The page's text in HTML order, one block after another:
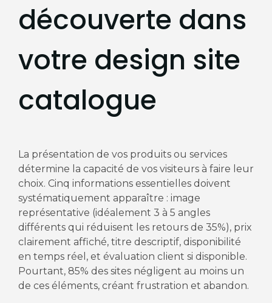
découverte dans
votre design site
catalogue
La présentation de vos produits ou services
détermine la capacité de vos visiteurs à faire leur
choix. Cinq informations essentielles doivent
systématiquement apparaître : image
représentative (idéalement 3 à 5 angles
différents qui réduisent les retours de 35%), prix
clairement affiché, titre descriptif, disponibilité
en temps réel, et évaluation client si disponible.
Pourtant, 85% des sites négligent au moins un
de ces éléments, créant frustration et abandon.